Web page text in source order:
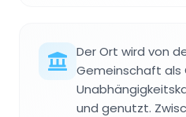
Der Ort wird von
Gemeinschaft
und genutzt.